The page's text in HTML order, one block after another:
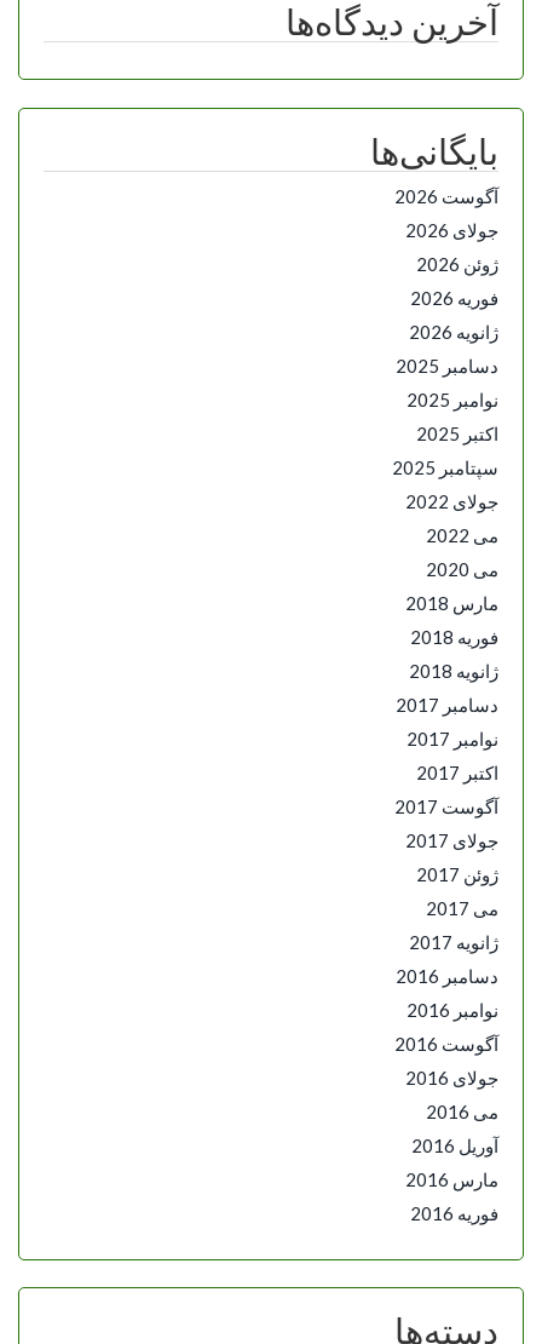
آخرین دیدگاه‌ها
بایگانی‌ها
آگوست 2026
جولای 2026
ژوئن 2026
فوریه 2026
ژانویه 2026
دسامبر 2025
نوامبر 2025
اکتبر 2025
سپتامبر 2025
جولای 2022
می 2022
می 2020
مارس 2018
فوریه 2018
ژانویه 2018
دسامبر 2017
نوامبر 2017
اکتبر 2017
آگوست 2017
جولای 2017
ژوئن 2017
می 2017
ژانویه 2017
دسامبر 2016
نوامبر 2016
آگوست 2016
جولای 2016
می 2016
آوریل 2016
مارس 2016
فوریه 2016
دسته‌ها